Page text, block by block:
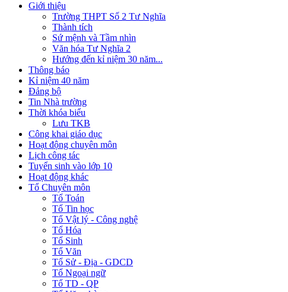
Giới thiệu
Trường THPT Số 2 Tư Nghĩa
Thành tích
Sứ mệnh và Tầm nhìn
Văn hóa Tư Nghĩa 2
Hướng đến kỉ niệm 30 năm...
Thông báo
Kỉ niệm 40 năm
Đảng bộ
Tin Nhà trường
Thời khóa biểu
Lưu TKB
Công khai giáo dục
Hoạt động chuyên môn
Lịch công tác
Tuyển sinh vào lớp 10
Hoạt động khác
Tổ Chuyên môn
Tổ Toán
Tổ Tin học
Tổ Vật lý - Công nghệ
Tổ Hóa
Tổ Sinh
Tổ Văn
Tổ Sử - Địa - GDCD
Tổ Ngoại ngữ
Tổ TD - QP